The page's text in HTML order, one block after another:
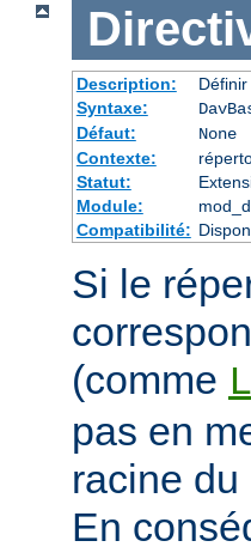
Description:
Syntaxe:
Défaut:
None
Contexte:
Statut:
Module:
Compatibilité:
Si le
(comme
pas en
racine
En